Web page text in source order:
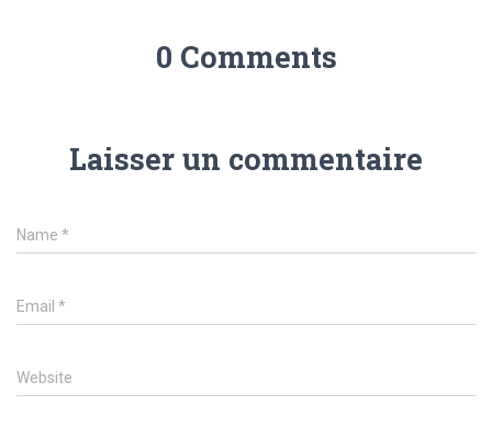
0 Comments
Laisser un commentaire
Name *
Email *
Website